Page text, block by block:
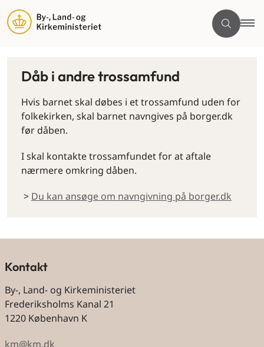
Dåb i andre trossamfund
Hvis barnet skal døbes i et trossamfund uden for
folkekirken, skal barnet navngives på borger.dk
før dåben.
I skal kontakte trossamfundet for at aftale
nærmere omkring dåben.
> Du kan ansøge om navngivning på borger.dk
Kontakt
By-, Land- og Kirkeministeriet
Frederiksholms Kanal 21
1220 København K
km@km.dk